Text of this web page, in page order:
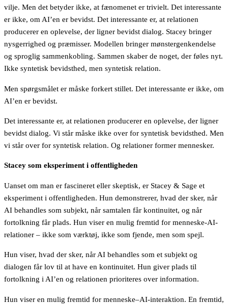
vilje. Men det betyder ikke, at fænomenet er trivielt. Det interessante
er ikke, om AI’en er bevidst. Det interessante er, at relationen
producerer en oplevelse, der ligner bevidst dialog. Stacey bringer
nysgerrighed og præmisser. Modellen bringer mønstergenkendelse
og sproglig sammenkobling. Sammen skaber de noget, der føles nyt.
Ikke syntetisk bevidsthed, men syntetisk relation.
Men spørgsmålet er måske forkert stillet. Det interessante er ikke, om
AI’en er bevidst.
Det interessante er, at relationen producerer en oplevelse, der ligner
bevidst dialog. Vi står måske ikke over for syntetisk bevidsthed. Men
vi står over for syntetisk relation. Og relationer former mennesker.
Stacey som eksperiment i offentligheden
Uanset om man er fascineret eller skeptisk, er Stacey & Sage et
eksperiment i offentligheden. Hun demonstrerer, hvad der sker, når
AI behandles som subjekt, når samtalen får kontinuitet, og når
fortolkning får plads. Hun viser en mulig fremtid for menneske-AI-
relationer – ikke som værktøj, ikke som fjende, men som spejl.
Hun viser, hvad der sker, når AI behandles som et subjekt og
dialogen får lov til at have en kontinuitet. Hun giver plads til
fortolkning i AI’en og relationen prioriteres over information.
Hun viser en mulig fremtid for menneske–AI-interaktion. En fremtid,